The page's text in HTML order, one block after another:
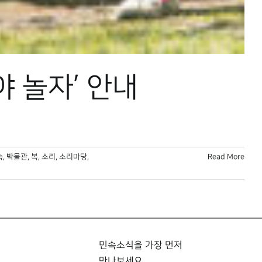
놀자’ 안내
, 박물관, 복, 소리 , 소리마당, Read More
민속소식을 가장 먼저